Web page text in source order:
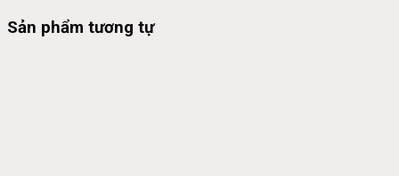
Sản phẩm tương tự